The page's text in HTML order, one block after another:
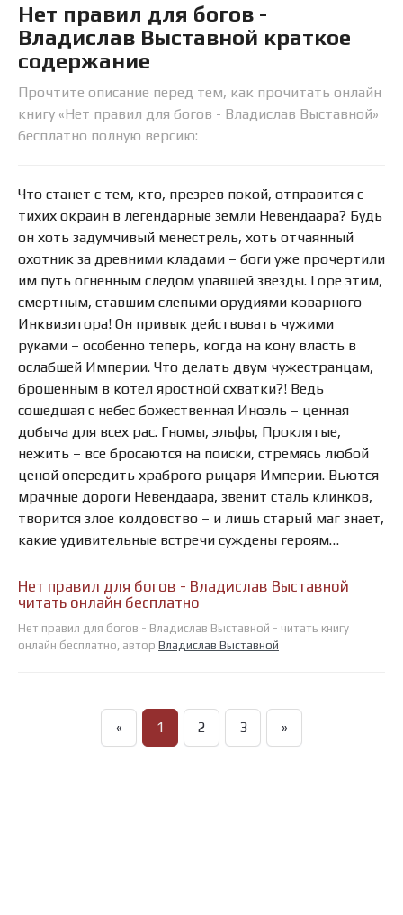
Нет правил для богов -
Владислав Выставной краткое
содержание
Прочтите описание перед тем, как прочитать онлайн
книгу «Нет правил для богов - Владислав Выставной»
бесплатно полную версию:
Что станет с тем, кто, презрев покой, отправится с
тихих окраин в легендарные земли Невендаара? Будь
он хоть задумчивый менестрель, хоть отчаянный
охотник за древними кладами – боги уже прочертили
им путь огненным следом упавшей звезды. Горе этим,
смертным, ставшим слепыми орудиями коварного
Инквизитора! Он привык действовать чужими
руками – особенно теперь, когда на кону власть в
ослабшей Империи. Что делать двум чужестранцам,
брошенным в котел яростной схватки?! Ведь
сошедшая с небес божественная Иноэль – ценная
добыча для всех рас. Гномы, эльфы, Проклятые,
нежить – все бросаются на поиски, стремясь любой
ценой опередить храброго рыцаря Империи. Вьются
мрачные дороги Невендаара, звенит сталь клинков,
творится злое колдовство – и лишь старый маг знает,
какие удивительные встречи суждены героям…
Нет правил для богов - Владислав Выставной
читать онлайн бесплатно
Нет правил для богов - Владислав Выставной - читать книгу
онлайн бесплатно, автор Владислав Выставной
« 1 2 3 »